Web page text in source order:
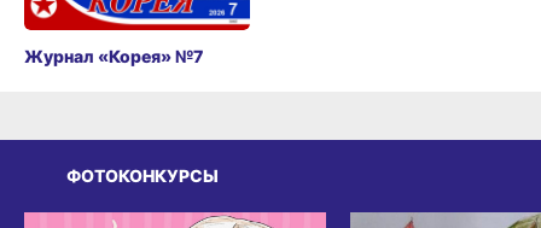
Журнал «Корея» №7
ФОТОКОНКУРСЫ